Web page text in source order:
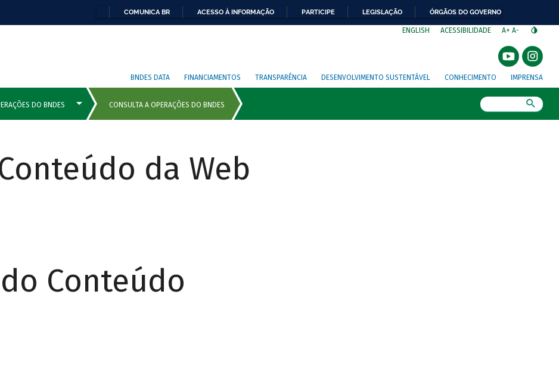
COMUNICA BR ACESSO À INFORMAÇÃO PARTICIPE LEGISLAÇÃO ÓRGÃOS DO GOVERNO
ENGLISH ACESSIBILIDADE A+ A-
BNDES DATA FINANCIAMENTOS TRANSPARÊNCIA DESENVOLVIMENTO SUSTENTÁVEL CONHECIMENTO IMPRENSA
da Web
Conteúdo